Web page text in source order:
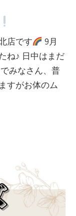
店です
9月
ね♪ 日中はまだ
みなさん、普
すがお体のム